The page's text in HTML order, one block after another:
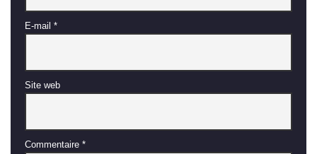
E-mail *
Site web
Commentaire *